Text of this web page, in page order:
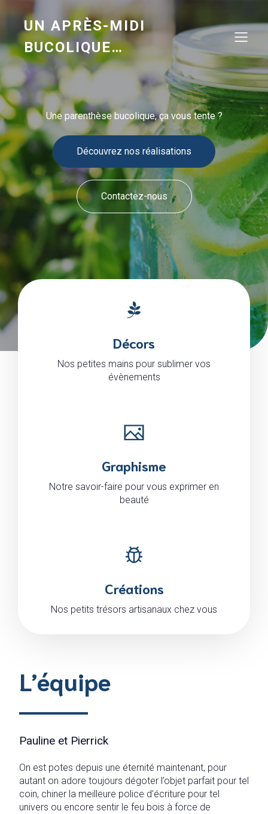
UN APRÈS-MIDI
BUCOLIQUE…
Une parenthèse bucolique, ça vous tente ?
Découvrez nos réalisations
Contactez-nous
Décors
Nos petites mains pour sublimer vos
évènements
Graphisme
Notre savoir-faire pour vous exprimer en
beauté
Créations
Nos petits trésors artisanaux chez vous
L’équipe
Pauline et Pierrick
On est potes depuis une éternité maintenant, pour
autant on adore toujours dégoter l’objet parfait pour tel
coin, chiner la meilleure police d’écriture pour tel
univers ou encore sentir le feu bois à force de